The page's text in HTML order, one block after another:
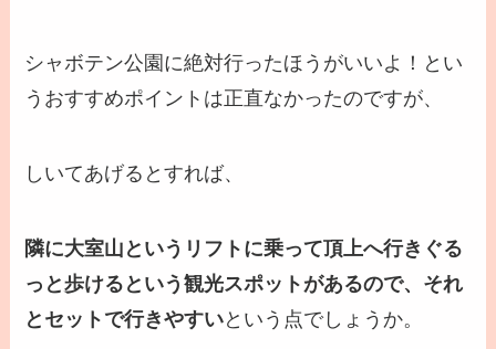
シャボテン公園に絶対行ったほうがいいよ！とい
うおすすめポイントは正直なかったのですが、
しいてあげるとすれば、
隣に大室山というリフトに乗って頂上へ行きぐる
っと歩けるという観光スポットがあるので、それ
とセットで行きやすいという点でしょうか。